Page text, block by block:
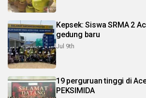
Kepsek: Siswa SRMA 2
gedung baru
Jul 9th
19 perguruan tinggi di
PEKSIMIDA